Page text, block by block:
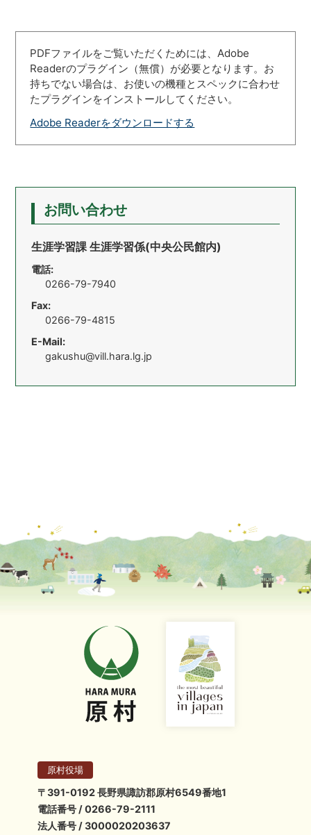
PDFファイルをご覧いただくためには、Adobe
Readerのプラグイン（無償）が必要となります。お
持ちでない場合は、お使いの機種とスペックに合わせ
たプラグインをインストールしてください。
Adobe Readerをダウンロードする
お問い合わせ
生涯学習課 生涯学習係(中央公民館内)
電話:
0266-79-7940
Fax:
0266-79-4815
E-Mail:
gakushu@vill.hara.lg.jp
原村役場
〒391-0192 長野県諏訪郡原村6549番地1
電話番号 / 0266-79-2111
法人番号 / 3000020203637